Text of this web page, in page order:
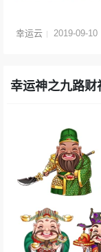
幸运云 2019-09-10
幸运神之九路财